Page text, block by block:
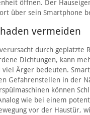
öffnen. Der
über sein Smartphone
vermeiden
verursacht durch geplatzte
Dichtungen, kann
viel Ärger bedeuten.
Gefahrenstellen in der
können
wie bei einem
vor der Haustür,